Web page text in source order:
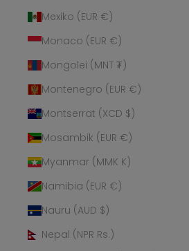
Mexiko (EUR €)
Monaco (EUR €)
Mongolei (MNT ₮)
Montenegro (EUR €)
Montserrat (XCD $)
Mosambik (EUR €)
Myanmar (MMK K)
Namibia (EUR €)
Nauru (AUD $)
Nepal (NPR Rs.)